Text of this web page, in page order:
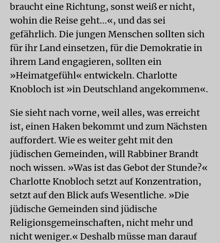
braucht eine Richtung, sonst weiß er nicht,
wohin die Reise geht...«, und das sei
gefährlich. Die jungen Menschen sollten sich
für ihr Land einsetzen, für die Demokratie in
ihrem Land engagieren, sollten ein
»Heimatgefühl« entwickeln. Charlotte
Knobloch ist »in Deutschland angekommen«.
Sie sieht nach vorne, weil alles, was erreicht
ist, einen Haken bekommt und zum Nächsten
auffordert. Wie es weiter geht mit den
jüdischen Gemeinden, will Rabbiner Brandt
noch wissen. »Was ist das Gebot der Stunde?«
Charlotte Knobloch setzt auf Konzentration,
setzt auf den Blick aufs Wesentliche. »Die
jüdische Gemeinden sind jüdische
Religionsgemeinschaften, nicht mehr und
nicht weniger.« Deshalb müsse man darauf